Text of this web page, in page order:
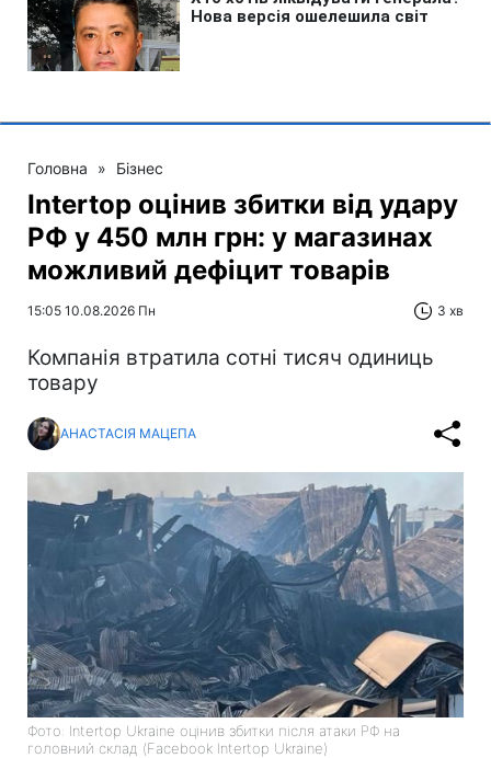
Головна » Бізнес
Intertop оцінив збитки від удару
РФ у 450 млн грн: у магазинах
можливий дефіцит товарів
15:05 10.08.2026 Пн 3 хв
Компанія втратила сотні тисяч одиниць
товару
АНАСТАСІЯ МАЦЕПА
Фото: Intertop Ukraine оцінив збитки після атаки РФ на
головний склад (Facebook Intertop Ukraine)